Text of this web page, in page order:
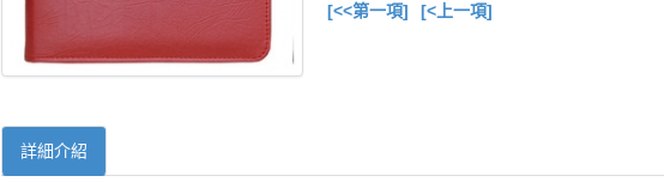
[<<第一項] [<上一項]
詳細介紹